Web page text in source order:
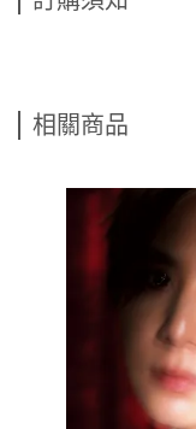
相關商品